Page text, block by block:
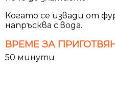
Когато се извади от
напръсква с вода.
ВРЕМЕ ЗА
50 минути